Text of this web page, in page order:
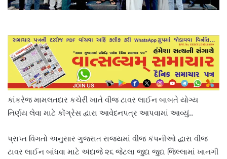
કાંકરેજ મામલતદાર કચેરી ખાતે વીજ ટાવર લાઈન બાબતે યોગ્ય
નિર્ણય લેવા માટે કોંગ્રેસ દ્વારા આવેદનપત્ર આપવામાં આવ્યું..
પ્રાપ્ત વિગતો અનુસાર ગુજરાત રાજ્યમાં વીજ કંપનીઓ દ્વારા વીજ
ટાવર લાઈન બાંધવા માટે અંદાજે ૨૬ જેટલા જુદા જુદા જિલ્લામાં ખાનગી